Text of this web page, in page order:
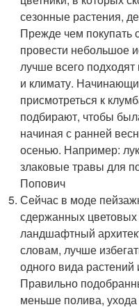
сезонные растения,
Прежде чем покупать
провести небольшое
лучше всего
и климату.
присмотреться к
подбирают, чтобы
начиная с ранней
осенью. Например:
злаковые травы для
Попович
Сейчас в моде
сдержанных цветовых
ландшафтный
словам, лучше
одного вида растений
Правильно
меньше полива, ухода